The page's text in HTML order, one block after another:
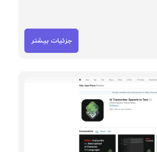
جزئیات بیشتر